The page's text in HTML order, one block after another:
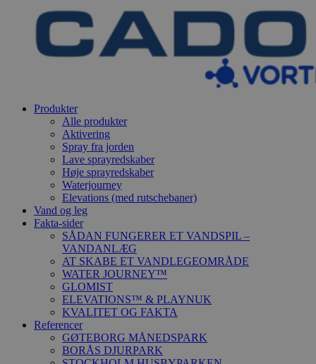
Produkter
Alle produkter
Aktivering
Spray fra jorden
Lave sprayredskaber
Høje sprayredskaber
Waterjourney
Elevations (med rutschebaner)
Vand og leg
Fakta-sider
SÅDAN FUNGERER ET VANDSPIL –
VANDANLÆG
AT SKABE ET VANDLEGEOMRÅDE
WATER JOURNEY™
GLOMIST
ELEVATIONS™ & PLAYNUK
KVALITET OG FAKTA
Referencer
GØTEBORG MÅNEDSPARK
BORÅS DJURPARK